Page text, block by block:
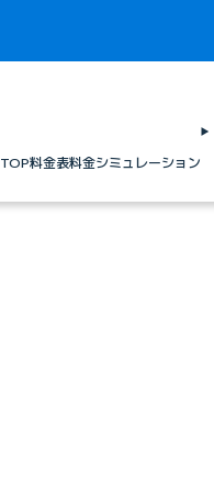
TOP料金表料金シミュレーション